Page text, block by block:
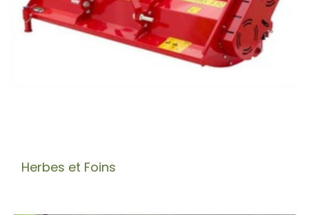
Herbes et Foins